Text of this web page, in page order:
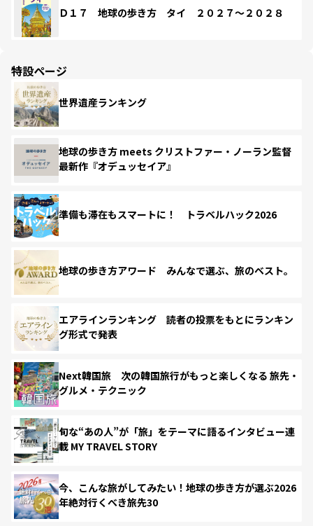
Ｄ１７ 地球の歩き方 タイ ２０２７～２０２８
特設ページ
世界遺産ランキング
地球の歩き方 meets クリストファー・ノーラン監督
最新作『オデュッセイア』
準備も滞在もスマートに！ トラベルハック2026
地球の歩き方アワード みんなで選ぶ、旅のベスト。
エアラインランキング 読者の投票をもとにランキン
グ形式で発表
Next韓国旅 次の韓国旅行がもっと楽しくなる 旅先・
グルメ・テクニック
旬な“あの人”が「旅」をテーマに語るインタビュー連
載 MY TRAVEL STORY
今、こんな旅がしてみたい！地球の歩き方が選ぶ2026
年絶対行くべき旅先30